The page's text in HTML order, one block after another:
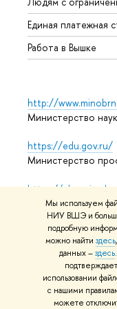
Мы используем
НИУ ВШЭ и
подробную
можно найти здесь
данных –здесь
использовании
с нашими
можете
Единая платежная
Работа в Вышке
http://
Министерство
https://edu.gov.ru/
Министерство
https://
Массовые
© НИУ ВШЭ
использования
Карта сайта